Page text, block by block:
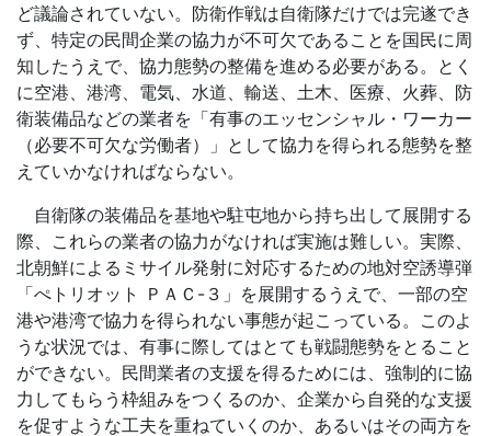
ど議論されていない。防衛作戦は自衛隊だけでは完遂でき
ず、特定の民間企業の協力が不可欠であることを国民に周
知したうえで、協力態勢の整備を進める必要がある。とく
に空港、港湾、電気、水道、輸送、土木、医療、火葬、防
衛装備品などの業者を「有事のエッセンシャル・ワーカー
（必要不可欠な労働者）」として協力を得られる態勢を整
えていかなければならない。
自衛隊の装備品を基地や駐屯地から持ち出して展開する
際、これらの業者の協力がなければ実施は難しい。実際、
北朝鮮によるミサイル発射に対応するための地対空誘導弾
「ぺトリオット ＰＡＣ - ３」を展開するうえで、一部の空
港や港湾で協力を得られない事態が起こっている。このよ
うな状況では、有事に際してはとても戦闘態勢をとること
ができない。民間業者の支援を得るためには、強制的に協
力してもらう枠組みをつくるのか、企業から自発的な支援
を促すような工夫を重ねていくのか、あるいはその両方を